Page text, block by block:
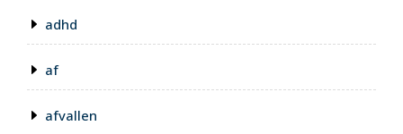
adhd
af
afvallen